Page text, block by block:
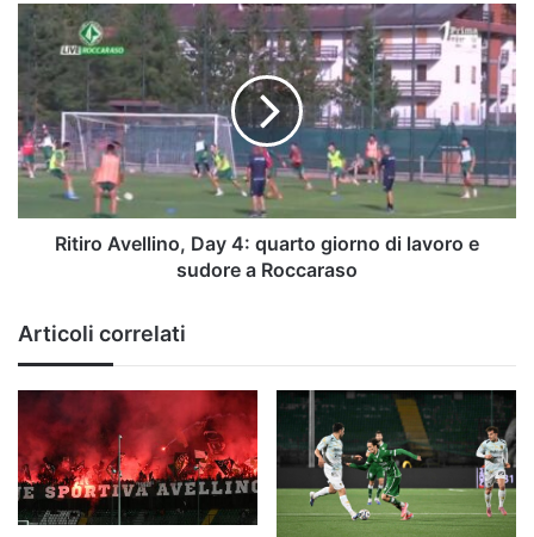
entrare
nel
Del
Mauro"
Ritiro
Avellino,
Day
4:
quarto
giorno
di
lavoro
e
sudoreRitiro Avellino, Day 4: quarto giorno di lavoro e
sudore a Roccaraso
Articoli correlati